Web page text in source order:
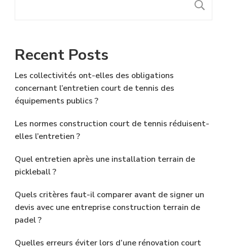
Recent Posts
Les collectivités ont-elles des obligations
concernant l’entretien court de tennis des
équipements publics ?
Les normes construction court de tennis réduisent-
elles l’entretien ?
Quel entretien après une installation terrain de
pickleball ?
Quels critères faut-il comparer avant de signer un
devis avec une entreprise construction terrain de
padel ?
Quelles erreurs éviter lors d’une rénovation court